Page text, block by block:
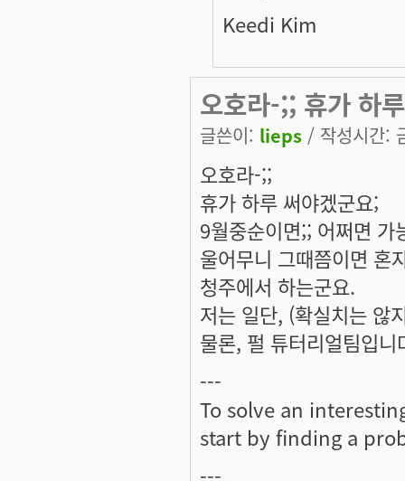
Keedi Kim
오호라-;; 휴가 하루
글쓴이: lieps / 작성시간:
오호라-;;
휴가 하루 써야겠군요;
9월중순이면;; 어쩌면 가
울어무니 그때쯤이면 혼
청주에서 하는군요.
저는 일단, (확실치는 않
물론, 펄 튜터리얼팀입
---
To solve an
start by finding a
---